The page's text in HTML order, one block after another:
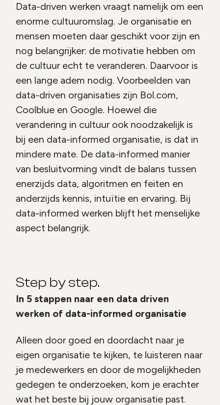
Data-driven werken vraagt namelijk om een
enorme cultuuromslag. Je organisatie en
mensen moeten daar geschikt voor zijn en
nog belangrijker: de motivatie hebben om
de cultuur echt te veranderen. Daarvoor is
een lange adem nodig. Voorbeelden van
data-driven organisaties zijn Bol.com,
Coolblue en Google. Hoewel die
verandering in cultuur ook noodzakelijk is
bij een data-informed organisatie, is dat in
mindere mate. De data-informed manier
van besluitvorming vindt de balans tussen
enerzijds data, algoritmen en feiten en
anderzijds kennis, intuïtie en ervaring. Bij
data-informed werken blijft het menselijke
aspect belangrijk.
Step by step.
In 5 stappen naar een data driven
werken of data-informed organisatie
Alleen door goed en doordacht naar je
eigen organisatie te kijken, te luisteren naar
je medewerkers en door de mogelijkheden
gedegen te onderzoeken, kom je erachter
wat het beste bij jouw organisatie past.